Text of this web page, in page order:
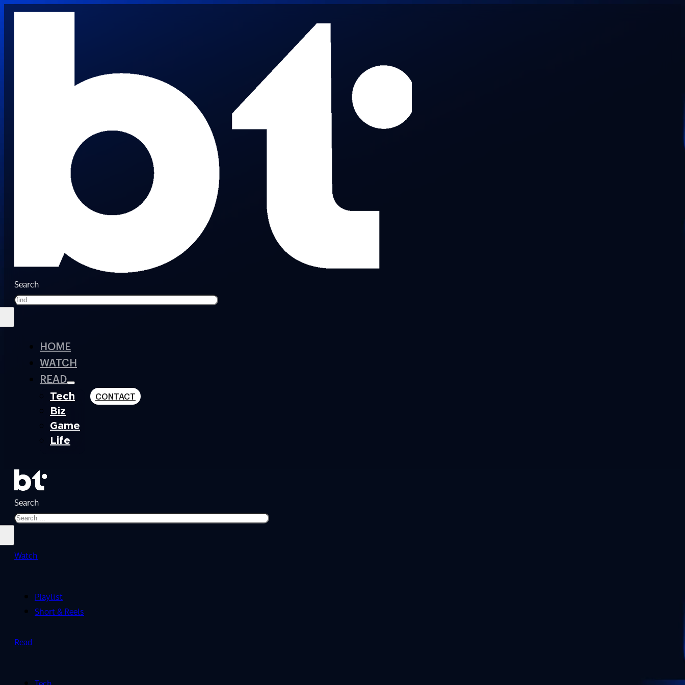
Search
HOME
WATCH
READ
Tech
Biz
Game
Life
CONTACT
Search
Watch
Playlist
Short & Reels
Read